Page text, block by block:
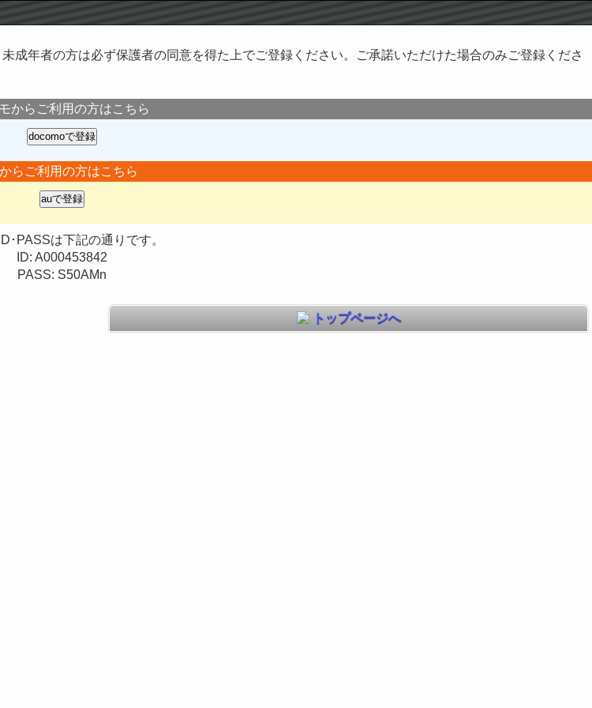
成年者の方は必ず保護者の同意を得た上でご登録ください。ご承諾いただけた場合のみご登録くださ
からご利用の方はこちら
らご利用の方はこちら
･PASSは下記の通りです。
ID: A000453842
PASS: S50AMn
トップページへ